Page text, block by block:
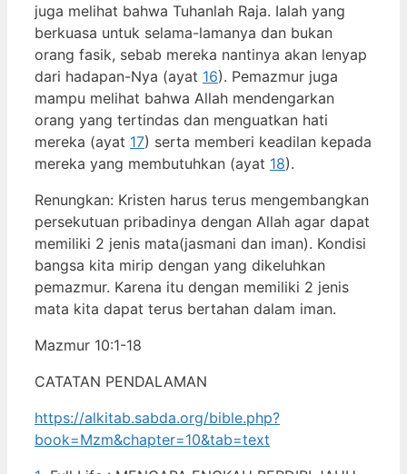
juga melihat bahwa Tuhanlah Raja. Ialah yang
berkuasa untuk selama-lamanya dan bukan
orang fasik, sebab mereka nantinya akan lenyap
dari hadapan-Nya (ayat 16). Pemazmur juga
mampu melihat bahwa Allah mendengarkan
orang yang tertindas dan menguatkan hati
mereka (ayat 17) serta memberi keadilan kepada
mereka yang membutuhkan (ayat 18).
Renungkan: Kristen harus terus mengembangkan
persekutuan pribadinya dengan Allah agar dapat
memiliki 2 jenis mata(jasmani dan iman). Kondisi
bangsa kita mirip dengan yang dikeluhkan
pemazmur. Karena itu dengan memiliki 2 jenis
mata kita dapat terus bertahan dalam iman.
Mazmur 10:1-18
CATATAN PENDALAMAN
https://alkitab.sabda.org/bible.php?
book=Mzm&chapter=10&tab=text